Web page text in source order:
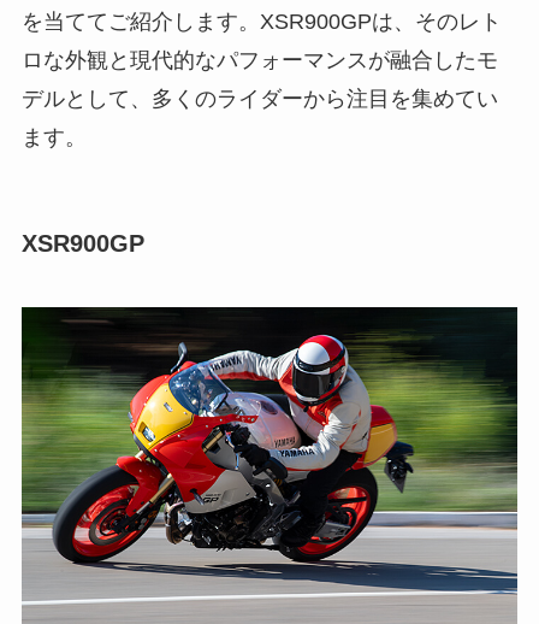
を当ててご紹介します。XSR900GPは、そのレト
ロな外観と現代的なパフォーマンスが融合したモ
デルとして、多くのライダーから注目を集めてい
ます。
XSR900GP